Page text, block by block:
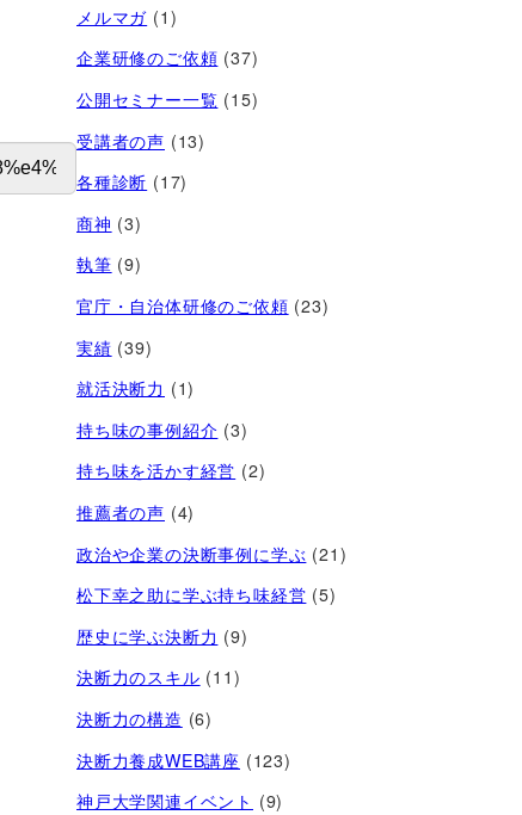
メルマガ (1)
企業研修のご依頼 (37)
公開セミナー一覧 (15)
受講者の声 (13)
各種診断 (17)
商神 (3)
執筆 (9)
官庁・自治体研修のご依頼 (23)
実績 (39)
就活決断力 (1)
持ち味の事例紹介 (3)
持ち味を活かす経営​ (2)
推薦者の声 (4)
政治や企業の決断事例に学ぶ (21)
松下幸之助に学ぶ持ち味経営 (5)
歴史に学ぶ決断力 (9)
決断力のスキル (11)
決断力の構造 (6)
決断力養成WEB講座 (123)
神戸大学関連イベント (9)